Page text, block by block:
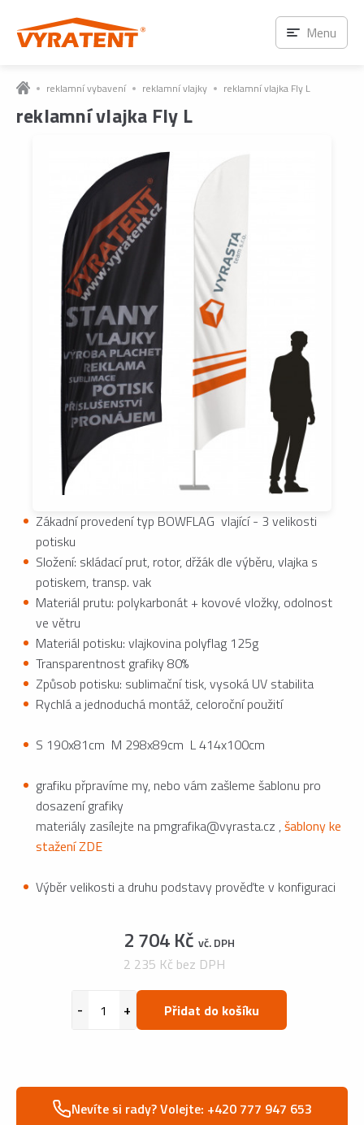
reklamní vybavení reklamní vlajky reklamní vlajka Fly L
reklamní vlajka Fly L
Zákadní provedení typ BOWFLAG vlající - 3 velikosti
potisku
Složení: skládací prut, rotor, dřžák dle výběru, vlajka s
potiskem, transp. vak
Materiál prutu: polykarbonát + kovové vložky, odolnost
ve větru
Materiál potisku: vlajkovina polyflag 125g
Transparentnost grafiky 80%
Způsob potisku: sublimační tisk, vysoká UV stabilita
Rychlá a jednoduchá montáž, celoroční použití
S 190x81cm M 298x89cm L 414x100cm
grafiku přpravíme my, nebo vám zašleme šablonu pro
dosazení grafiky
materiály zasílejte na pmgrafika@vyrasta.cz ,šablony ke
stažení ZDE
Výběr velikosti a druhu podstavy prověďte v konfiguraci
2 704 Kč vč. DPH
2 235 Kč bez DPH
Přidat do košíku
Nevíte si rady? Volejte: +420 777 947 653
Menu